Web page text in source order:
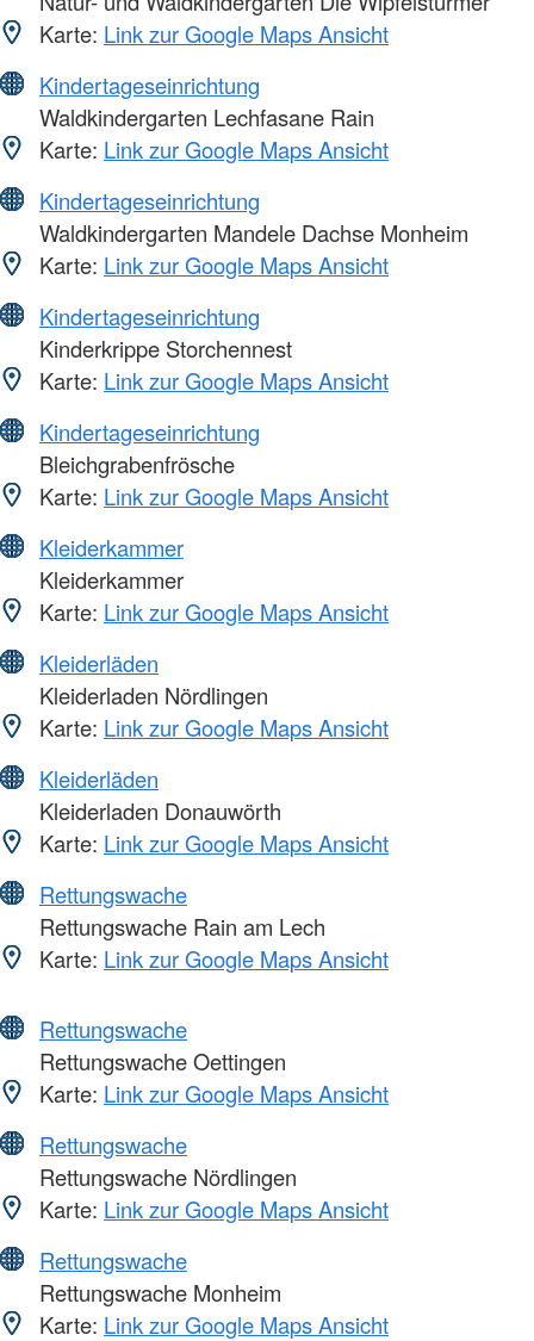
Karte: Link zur Google Maps Ansicht
Kindertageseinrichtung
Waldkindergarten Lechfasane Rain
Karte: Link zur Google Maps Ansicht
Kindertageseinrichtung
Waldkindergarten Mandele Dachse Monheim
Karte: Link zur Google Maps Ansicht
Kindertageseinrichtung
Kinderkrippe Storchennest
Karte: Link zur Google Maps Ansicht
Kindertageseinrichtung
Bleichgrabenfrösche
Karte: Link zur Google Maps Ansicht
Kleiderkammer
Kleiderkammer
Karte: Link zur Google Maps Ansicht
Kleiderläden
Kleiderladen Nördlingen
Karte: Link zur Google Maps Ansicht
Kleiderläden
Kleiderladen Donauwörth
Karte: Link zur Google Maps Ansicht
Rettungswache
Rettungswache Rain am Lech
Karte: Link zur Google Maps Ansicht
Rettungswache
Rettungswache Oettingen
Karte: Link zur Google Maps Ansicht
Rettungswache
Rettungswache Nördlingen
Karte: Link zur Google Maps Ansicht
Rettungswache
Rettungswache Monheim
Karte: Link zur Google Maps Ansicht